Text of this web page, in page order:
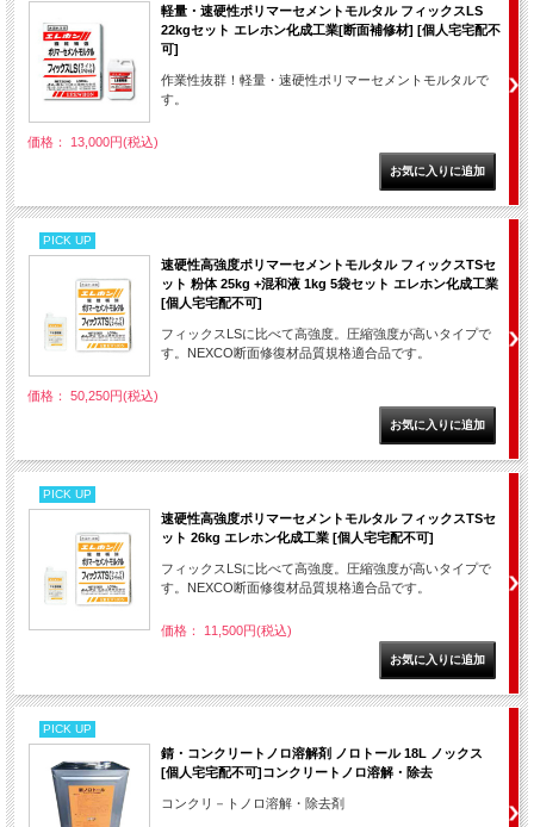
軽量・速硬性ポリマーセメントモルタル フィックスLS
22kgセット エレホン化成工業[断面補修材] [個人宅宅配不
可]
作業性抜群！軽量・速硬性ポリマーセメントモルタルで
す。
価格： 13,000円(税込)
PICK UP
速硬性高強度ポリマーセメントモルタル フィックスTSセ
ット 粉体 25kg +混和液 1kg 5袋セット エレホン化成工業
[個人宅宅配不可]
フィックスLSに比べて高強度。圧縮強度が高いタイプで
す。NEXCO断面修復材品質規格適合品です。
価格： 50,250円(税込)
PICK UP
速硬性高強度ポリマーセメントモルタル フィックスTSセ
ット 26kg エレホン化成工業 [個人宅宅配不可]
フィックスLSに比べて高強度。圧縮強度が高いタイプで
す。NEXCO断面修復材品質規格適合品です。
価格： 11,500円(税込)
PICK UP
錆・コンクリートノロ溶解剤 ノロトール 18L ノックス
[個人宅宅配不可]コンクリートノロ溶解・除去
コンクリ－トノロ溶解・除去剤